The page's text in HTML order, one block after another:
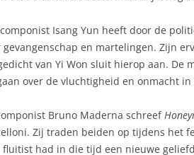
Isang Yun heeft door de
en martelingen. Zijn
van Yi Won sluit hierop aan. De
over de vluchtigheid en onmacht
Bruno Maderna schreef
Zij traden beiden op tijdens het
fluitist had in die tijd een nieuwe